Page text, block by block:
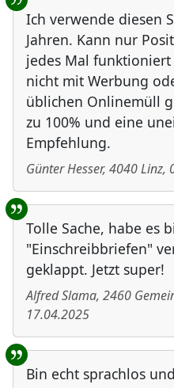
Ich verwende diesen
Jahren. Kann nur
jedes Mal
nicht mit Werbung
üblichen Onlinemüll
zu 100% und eine
Empfehlung.
Günter Hesser, 4040Linz,
Tolle Sache, habe es
"Einschreibbriefen"
geklappt. Jetzt super!
Alfred Slama, 2460
17.04.2025
Bin echt sprachlos